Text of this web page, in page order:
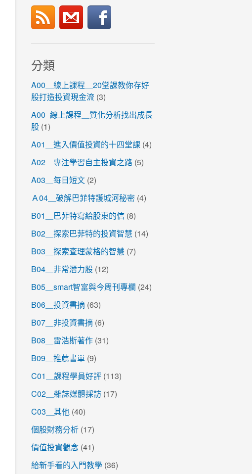
分類
A00＿線上課程＿20堂課教你存好
股打造投資現金流 (3)
A00_線上課程＿質化分析找出成長
股 (1)
A01＿進入價值投資的十四堂課 (4)
A02＿專注學習自主投資之路 (5)
A03＿每日短文 (2)
Ａ04＿破解巴菲特護城河秘密 (4)
B01＿巴菲特寫給股東的信 (8)
B02＿探索巴菲特的投資智慧 (14)
B03＿探索查理蒙格的智慧 (7)
B04＿非常潛力股 (12)
B05＿smart智富與今周刊專欄 (24)
B06＿投資書摘 (63)
B07＿非投資書摘 (6)
B08＿雷浩斯著作 (31)
B09＿推薦書單 (9)
C01＿課程學員好評 (113)
C02＿雜誌媒體採訪 (17)
C03＿其他 (40)
個股財務分析 (17)
價值投資觀念 (41)
給新手看的入門教學 (36)